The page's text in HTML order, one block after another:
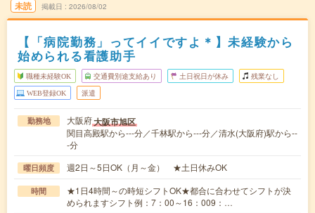
未読 掲載日 2026/08/02
【「病院勤務」ってイイですよ＊】未経験から
始められる看護助手
職種未経験OK 交通費別途支給あり 土日祝日が休み 残業なし
WEB登録OK 派遣
勤務地 大阪府大阪市旭区
関目高殿駅から---分／千林駅から---分／清水(大阪府)駅から--
-分
曜日頻度 週2日～5日OK（月～金） ★土日休みOK
時間
★1日4時間～の時短シフトOK★都合に合わせてシフトが決
められますシフト例：7：00～16：009：…